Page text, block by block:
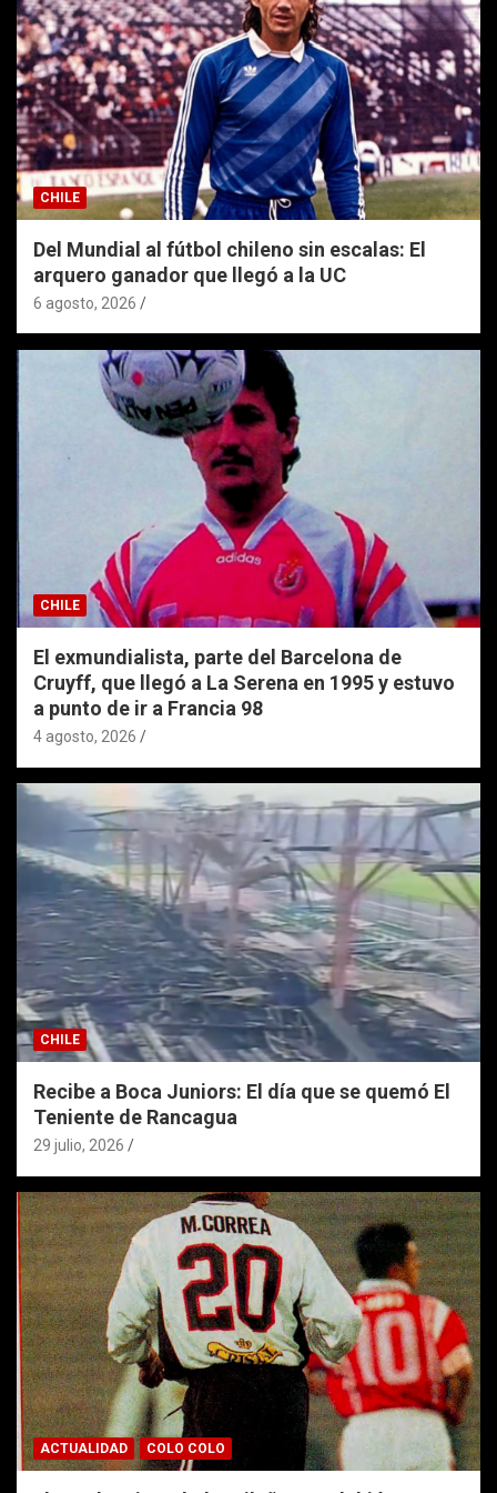
CHILE
Del Mundial al fútbol chileno sin escalas: El
arquero ganador que llegó a la UC
6 agosto, 2026
CHILE
El exmundialista, parte del Barcelona de
Cruyff, que llegó a La Serena en 1995 y estuvo
a punto de ir a Francia 98
4 agosto, 2026
CHILE
Recibe a Boca Juniors: El día que se quemó El
Teniente de Rancagua
29 julio, 2026
ACTUALIDAD COLO COLO